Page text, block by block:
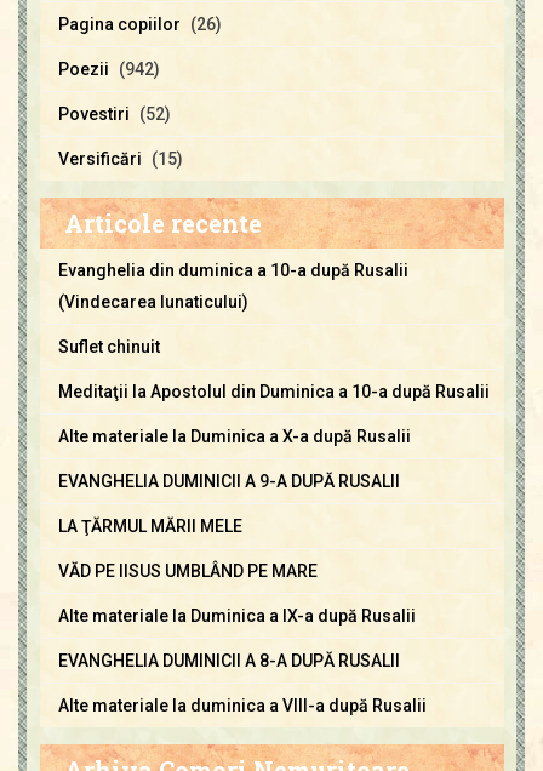
Pagina copiilor (26)
Poezii (942)
Povestiri (52)
Versificări (15)
Articole recente
Evanghelia din duminica a 10-a după Rusalii
(Vindecarea lunaticului)
Suflet chinuit
Meditaţii la Apostolul din Duminica a 10-a după Rusalii
Alte materiale la Duminica a X-a după Rusalii
EVANGHELIA DUMINICII A 9-A DUPĂ RUSALII
LA ŢĂRMUL MĂRII MELE
VĂD PE IISUS UMBLÂND PE MARE
Alte materiale la Duminica a IX-a după Rusalii
EVANGHELIA DUMINICII A 8-A DUPĂ RUSALII
Alte materiale la duminica a VIII-a după Rusalii